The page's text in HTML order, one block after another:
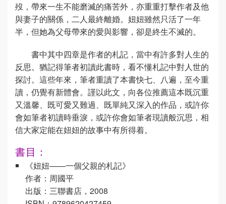
歿，帶來一生不能磨滅的痛苦外，亦重重打擊作者及他
與妻子的關係，二人最終離婚。妞妞雖然只活了一年
半，但她為父母帶來的愛與影響，卻是終生不滅的。
書中其中四章是作者的札記，當中有許多對人生的
反思。猶記得筆者初讀此書時，看不懂札記中對人世的
探討。這些年來，筆者重讀了本書快七、八遍，至今重
讀，仍覺有新體會。謹以此文，向各位推薦這本既沉重
又溫馨、既可愛又難過、既單純又深入的作品，或許你
會如筆者初讀時垂淚，或許你會如筆者現讀般沉思，相
信大家定能在妞妞的故事中有所得着。
書目：
《妞妞——一個父親的札記》
作者：周國平
出版：三聯書店，2008